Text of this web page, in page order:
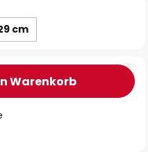
cm
Warenkorb